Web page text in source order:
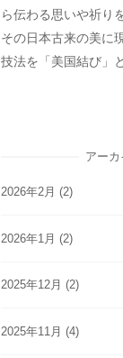
ら伝わる思いや祈り
その日本古来の美に
技法を「美国結び」
アーカ
2026年2月 (2)
2026年1月 (2)
2025年12月 (2)
2025年11月 (4)